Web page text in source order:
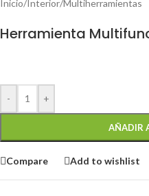
Inicio/Interior/Multiherramientas
Herramienta
- +
AÑADIR
Compare Add to wishlist